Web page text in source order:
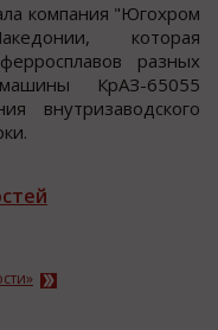
компания "Югохром
которая
разных
КрАЗ-65055
внутризаводского